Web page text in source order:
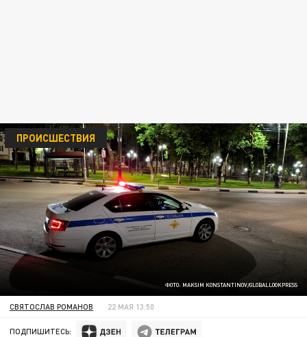
ФОТО: MAKSIM KONSTANTINOV/GLOBALLOOKPRESS
ПРОИСШЕСТВИЯ
СВЯТОСЛАВ РОМАНОВ 22 МАЯ 13:50
ПОДПИШИТЕСЬ: